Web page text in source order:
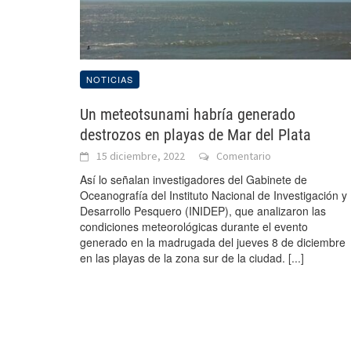
NOTICIAS
Un meteotsunami habría generado
destrozos en playas de Mar del Plata
15 diciembre, 2022 Comentario
Así lo señalan investigadores del Gabinete de
Oceanografía del Instituto Nacional de Investigación y
Desarrollo Pesquero (INIDEP), que analizaron las
condiciones meteorológicas durante el evento
generado en la madrugada del jueves 8 de diciembre
en las playas de la zona sur de la ciudad. [...]